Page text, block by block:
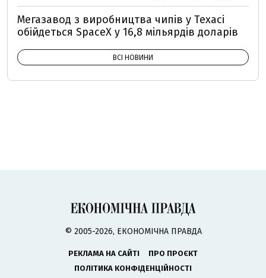
Мегазавод з виробництва чипів у Техасі
обійдеться SpaceX у 16,8 мільярдів доларів
ВСІ НОВИНИ
© 2005-2026, ЕКОНОМІЧНА ПРАВДА
РЕКЛАМА НА САЙТІ
ПРО ПРОЄКТ
ПОЛІТИКА КОНФІДЕНЦІЙНОСТІ